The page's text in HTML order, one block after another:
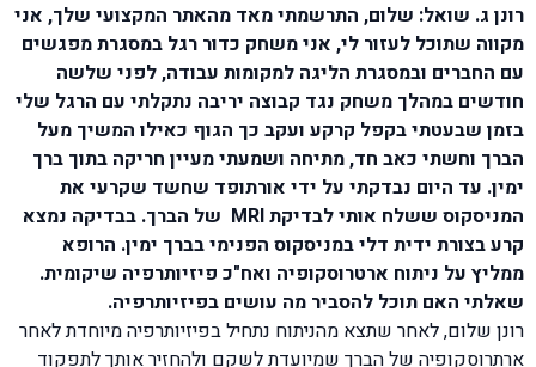
רונן ג. שואל: שלום, התרשמתי מאד מהאתר המקצועי שלך, אני
מקווה שתוכל לעזור לי, אני משחק כדור רגל במסגרת מפגשים
עם החברים ובמסגרת הליגה למקומות עבודה, לפני שלשה
חודשים במהלך משחק נגד קבוצה יריבה נתקלתי עם הרגל שלי
בזמן שבעטתי בקפל קרקע ועקב כך הגוף כאילו המשיך מעל
הברך וחשתי כאב חד, מתיחה ושמעתי מעיין חריקה בתוך ברך
ימין. עד היום נבדקתי על ידי אורתופד שחשד שקרעי את
המניסקוס ששלח אותי לבדיקת MRI של הברך. בבדיקה נמצא
קרע בצורת ידית דלי במניסקוס הפנימי בברך ימין. הרופא
ממליץ על ניתוח ארטרוסקופיה ואח"כ פיזיותרפיה שיקומית.
שאלתי האם תוכל להסביר מה עושים בפיזיותרפיה.
רונן שלום, לאחר שתצא מהניתוח נתחיל בפיזיותרפיה מיוחדת לאחר
ארתרוסקופיה של הברך שמיועדת לשקם ולהחזיר אותך לתפקוד